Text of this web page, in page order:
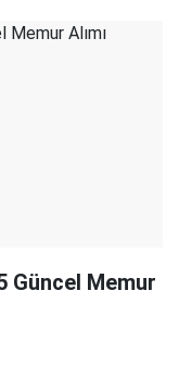
Güncel Memur